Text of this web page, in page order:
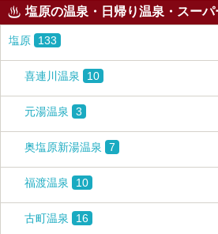
塩原の温泉・日帰り温泉・スーパ
塩原 133
喜連川温泉 10
元湯温泉 3
奥塩原新湯温泉 7
福渡温泉 10
古町温泉 16